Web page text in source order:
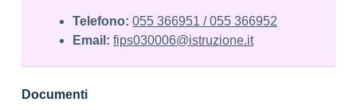
Telefono: 055 366951 / 055 366952
Email: fips030006@istruzione.it
Documenti